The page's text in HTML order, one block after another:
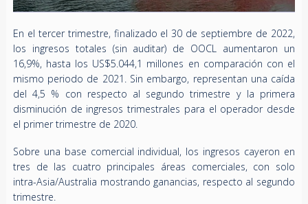
En el tercer trimestre, finalizado el 30 de septiembre de 2022,
los ingresos totales (sin auditar) de OOCL aumentaron un
16,9%, hasta los US$5.044,1 millones en comparación con el
mismo periodo de 2021. Sin embargo, representan una caída
del 4,5 % con respecto al segundo trimestre y la primera
disminución de ingresos trimestrales para el operador desde
el primer trimestre de 2020.
Sobre una base comercial individual, los ingresos cayeron en
tres de las cuatro principales áreas comerciales, con solo
intra-Asia/Australia mostrando ganancias, respecto al segundo
trimestre.